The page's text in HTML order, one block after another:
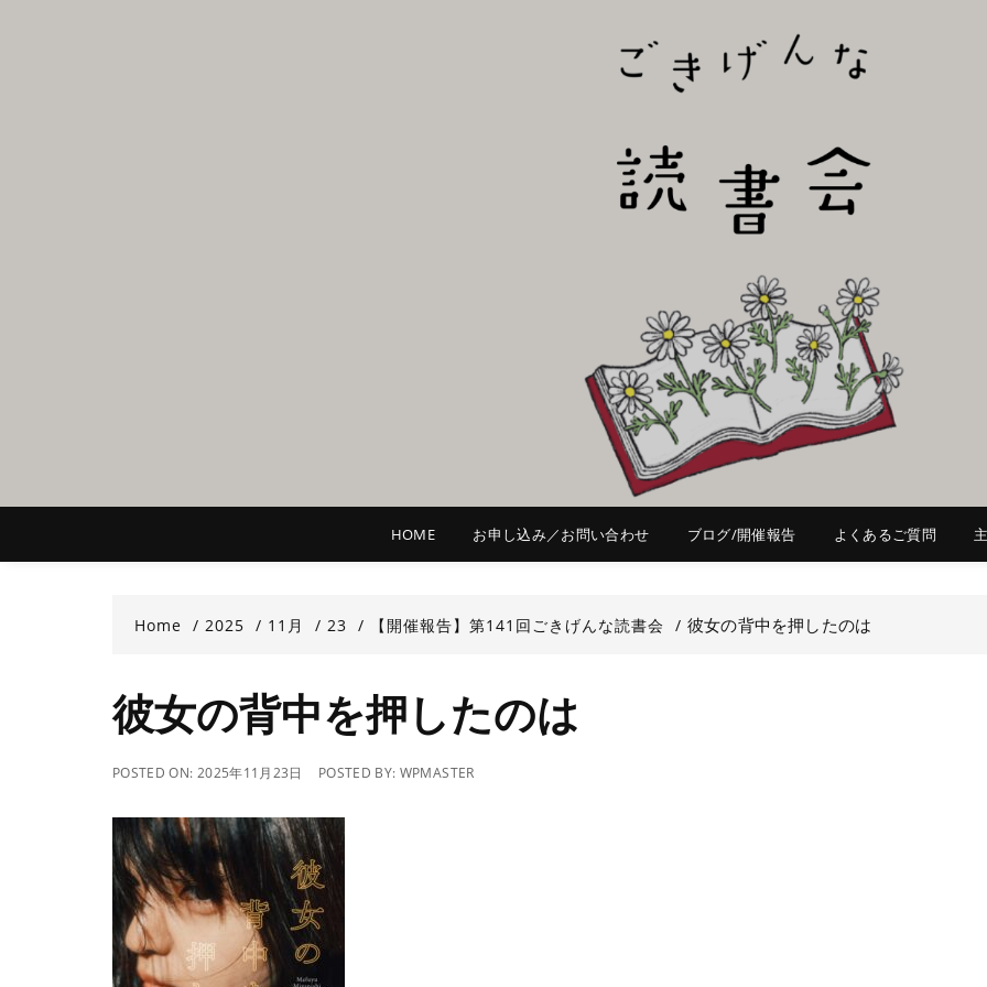
ごき
HOME お申し込み／お問い合わせ ブログ/開催報告 よくあるご質問
Home 2025 11月 23 【開催報告】第141回ごきげんな読書会 彼女の背中を押したのは
彼女の背中を押したのは
POSTED ON: 2025年11月23日 POSTED BY: WPMASTER